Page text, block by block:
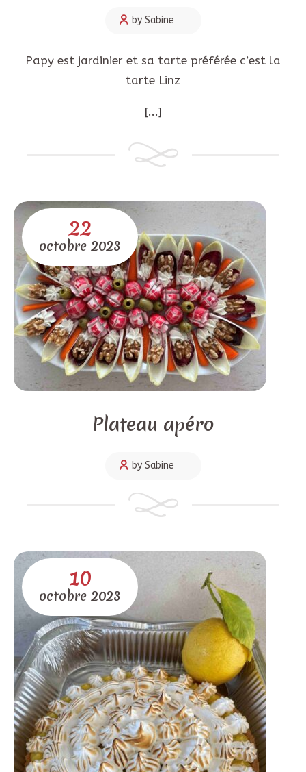
by Sabine
Papy est jardinier et sa tarte préférée c’est la
tarte Linz
[...]
22
octobre 2023
Plateau apéro
by Sabine
10
octobre 2023